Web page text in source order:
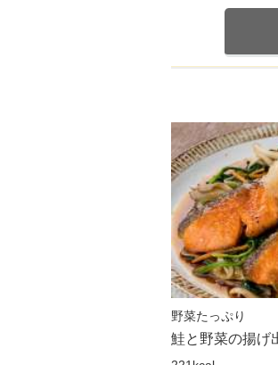
野菜たっぷり
鮭と野菜の揚げ